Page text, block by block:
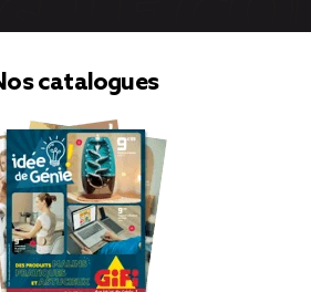
catalogues